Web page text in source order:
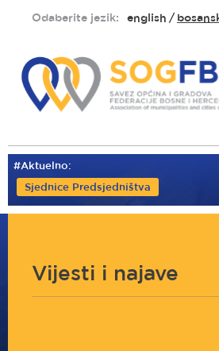
sadržaj
Odaberite jezik: english
#Aktuelno:
Sjednice Predsjedništva
Vijesti i najave